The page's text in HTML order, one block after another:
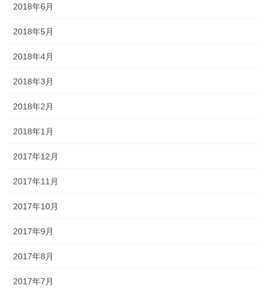
2018年6月
2018年5月
2018年4月
2018年3月
2018年2月
2018年1月
2017年12月
2017年11月
2017年10月
2017年9月
2017年8月
2017年7月